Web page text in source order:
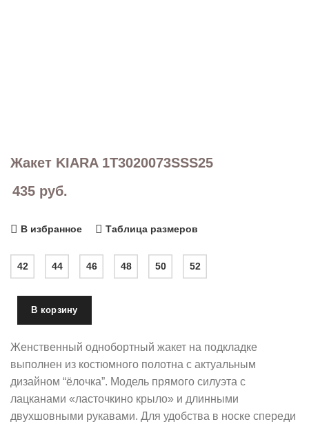
Жакет KIARA 1T3020073SSS25
435 руб.
В избранное Таблица размеров
42 44 46 48 50 52
В корзину
Женственный однобортный жакет на подкладке
выполнен из костюмного полотна с актуальным
дизайном “ёлочка”. Модель прямого силуэта с
лацканами «ласточкино крыло» и длинными
двухшовными рукавами. Для удобства в носке спереди